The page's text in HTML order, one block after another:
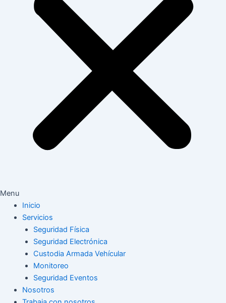
Menu
Inicio
Servicios
Seguridad Física
Seguridad Electrónica
Custodia Armada Vehícular
Monitoreo
Seguridad Eventos
Nosotros